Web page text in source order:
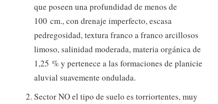
que poseen una profundidad de menos de
100 cm., con drenaje imperfecto, escasa
pedregosidad, textura franco a franco arcillosos
limoso, salinidad moderada, materia orgánica de
1,25 % y pertenece a las formaciones de planicie
aluvial suavemente ondulada.
Sector NO el tipo de suelo es torriortentes, muy